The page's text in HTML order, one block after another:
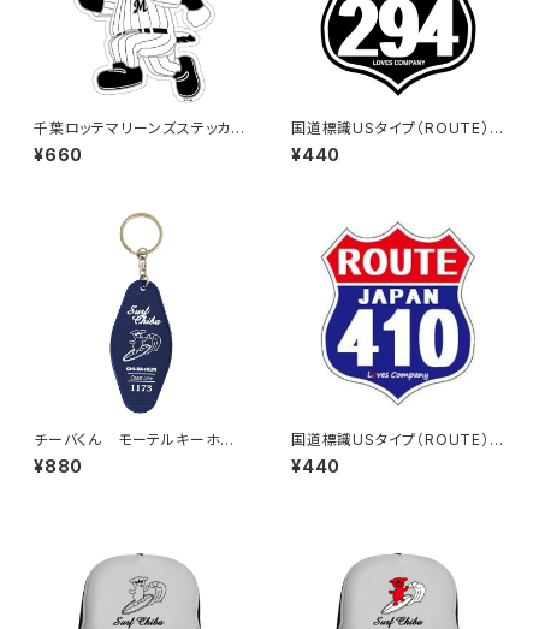
千葉ロッテマリーンズステッカー
14（大）
¥660
国道標識USタイプ（ROUTE）ス
テッカー 294号線（ブラック）
¥440
チーバくん モーテルキーホル
ダー design3
¥880
国道標識USタイプ（ROUTE）ス
テッカー 410号線
¥440